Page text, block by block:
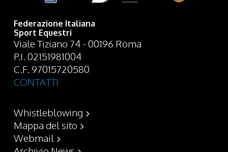
Federazione Italiana
Sport Equestri
Viale Tiziano 74 - 00196 Roma
P.I. 02151981004
C.F. 97015720580
CONTATTI
Whistleblowing
Mappa del sito
Webmail